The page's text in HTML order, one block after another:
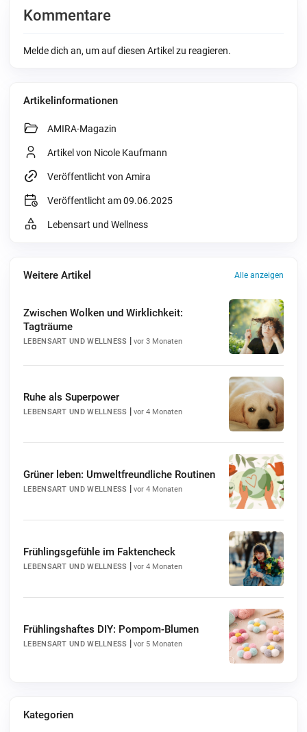
Kommentare
Melde dich an, um auf diesen Artikel zu reagieren.
Artikelinformationen
AMIRA-Magazin
Artikel von Nicole Kaufmann
Veröffentlicht von Amira
Veröffentlicht am 09.06.2025
Lebensart und Wellness
Weitere Artikel Alle anzeigen
Zwischen Wolken und Wirklichkeit:
Tagträume
LEBENSART UND WELLNESS | vor 3 Monaten
Ruhe als Superpower
LEBENSART UND WELLNESS | vor 4 Monaten
Grüner leben: Umweltfreundliche Routinen
LEBENSART UND WELLNESS | vor 4 Monaten
Frühlingsgefühle im Faktencheck
LEBENSART UND WELLNESS | vor 4 Monaten
Frühlingshaftes DIY: Pompom-Blumen
LEBENSART UND WELLNESS | vor 5 Monaten
Kategorien